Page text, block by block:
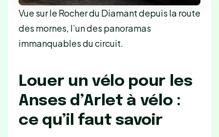
Vue sur le Rocher du Diamant depuis la route
des mornes, l’un des panoramas
immanquables du circuit.
Louer un vélo pour les
Anses d’Arlet à vélo :
ce qu’il faut savoir